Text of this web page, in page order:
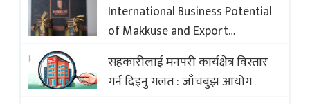
International Business Potential
of Makkuse and Export
Opportunities of Nepali Sweets
with Global Comparison to
Baklava
सहकारीलाई मनपरी कार्यक्षेत्र विस्तार
गर्न दिइनु गलत : जाँचबुझ आयोग